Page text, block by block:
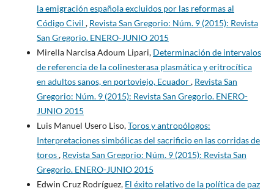
la emigración española excluidos por las reformas al
Código Civil , Revista San Gregorio: Núm. 9 (2015): Revista
San Gregorio. ENERO-JUNIO 2015
Mirella Narcisa Adoum Lipari, Determinación de intervalos
de referencia de la colinesterasa plasmática y eritrocítica
en adultos sanos, en portoviejo, Ecuador, Revista San
Gregorio: Núm. 9 (2015): Revista San Gregorio. ENERO-
JUNIO 2015
Luis Manuel Usero Liso,Toros y antropólogos:
Interpretaciones simbólicas del sacrificio en las corridas de
toros, Revista San Gregorio: Núm. 9 (2015): Revista San
Gregorio. ENERO-JUNIO 2015
Edwin Cruz Rodríguez, El éxito relativo de la política de paz